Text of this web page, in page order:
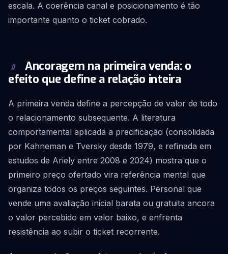
escala. A coerência canal e posicionamento é tão
importante quanto o ticket cobrado.
#
Ancoragem na primeira venda: o
efeito que define a relação inteira
A primeira venda define a percepção de valor de todo
o relacionamento subsequente. A literatura
comportamental aplicada a precificação (consolidada
por Kahneman e Tversky desde 1979, e refinada em
estudos de Ariely entre 2008 e 2024) mostra que o
primeiro preço ofertado vira referência mental que
organiza todos os preços seguintes. Personal que
vende uma avaliação inicial barata ou gratuita ancora
o valor percebido em valor baixo, e enfrenta
resistência ao subir o ticket recorrente.